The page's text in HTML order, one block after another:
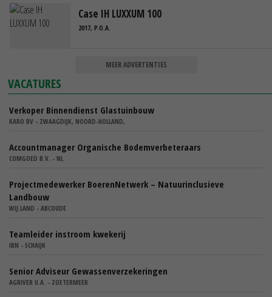
Case IH LUXXUM 100
2017, P.O.A.
MEER ADVERTENTIES
VACATURES
Verkoper Binnendienst Glastuinbouw
KARO BV - ZWAAGDIJK, NOORD-HOLLAND,
Accountmanager Organische Bodemverbeteraars
COMGOED B.V. - NL
Projectmedewerker BoerenNetwerk – Natuurinclusieve
Landbouw
WIJ.LAND - ABCOUDE
Teamleider instroom kwekerij
IBN - SCHAIJK
Senior Adviseur Gewassenverzekeringen
AGRIVER U.A. - ZOETERMEER